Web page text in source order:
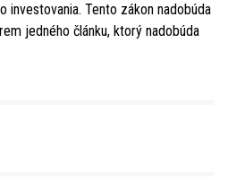
investovania. Tento zákon nadobúda
jedného článku, ktorý nadobúda